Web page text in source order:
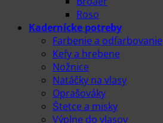
Roso
Kadernícke potreby
Farbenie a odfarbovanie
Kefy a hrebene
Nožnice
Natáčky na vlasy
Oprašováky
Štetce a misky
Výplne do vlasov